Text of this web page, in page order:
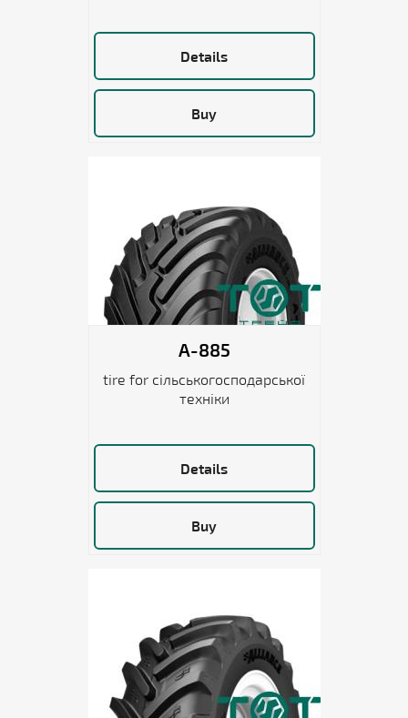
Details
Buy
A-885
tire for сільськогосподарської
техніки
Details
Buy